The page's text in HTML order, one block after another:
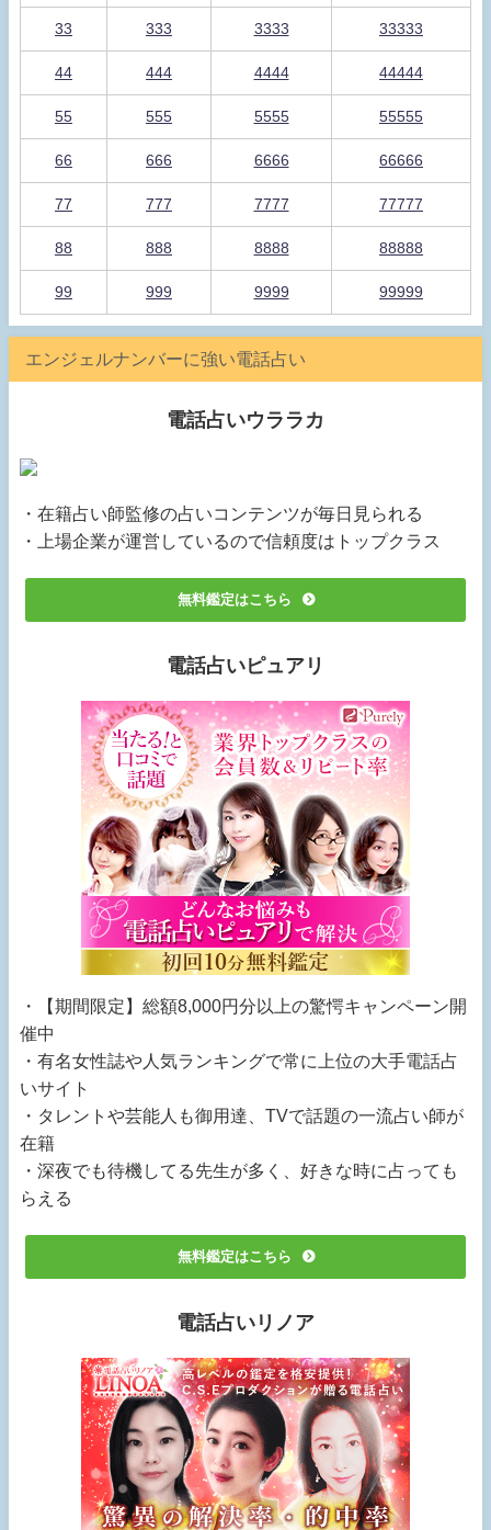
33 333 3333 33333
44 444 4444 44444
55 555 5555 55555
66 666 6666 66666
77 777 7777 77777
88 888 8888 88888
99 999 9999 99999
エンジェルナンバーに強い電話占い
電話占いウララカ
・在籍占い師監修の占いコンテンツが毎日見られる
・上場企業が運営しているので信頼度はトップクラス
無料鑑定はこちら
電話占いピュアリ
・【期間限定】総額8,000円分以上の驚愕キャンペーン開
催中
・有名女性誌や人気ランキングで常に上位の大手電話占
いサイト
・タレントや芸能人も御用達、TVで話題の一流占い師が
在籍
・深夜でも待機してる先生が多く、好きな時に占っても
らえる
無料鑑定はこちら
電話占いリノア